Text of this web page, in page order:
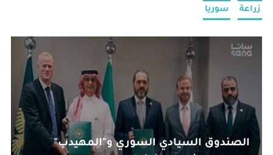
زراعة سوريا
الصندوق السيادي السوري و"المهيدب"